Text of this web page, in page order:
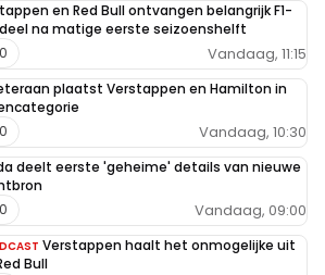
en Red Bull ontvangen belangrijk F1-
na matige eerste seizoenshelft
Vandaag, 11:15
0
plaatst Verstappen en Hamilton in
Vandaag, 10:30
0
deelt eerste 'geheime' details van nieuwe
Vandaag, 09:00
0
Verstappen haalt het onmogelijke uit
Bull